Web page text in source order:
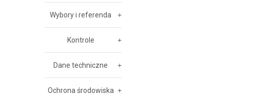
Wybory i referenda
Kontrole
Dane techniczne
Ochrona środowiska